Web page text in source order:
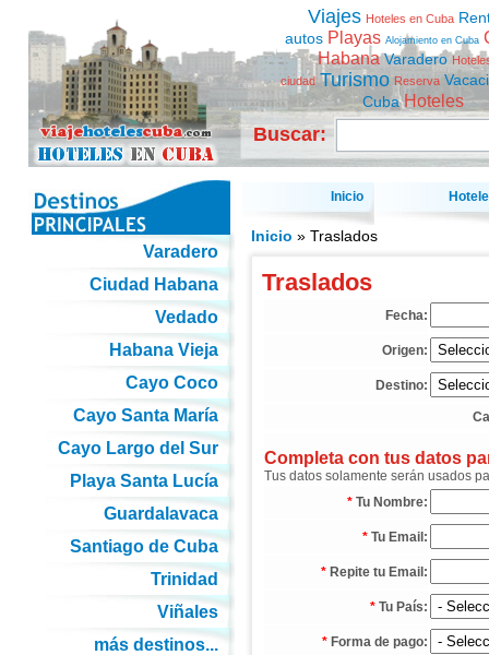
Viajes Hoteles en Cuba
autos Playas Alojamiento en Cuba
Habana Varadero
ciudad Turismo Reserva
Cuba Hoteles
Buscar:
Inicio
Inicio » Traslados
Traslados
Fecha:
Origen:
Destino:
Completa con tus datos
Tus datos solamente serán usados
* Tu Nombre:
* Tu Email:
* Repite tu Email:
* Tu País:
* Forma de pago:
Varadero
Ciudad Habana
Vedado
Habana Vieja
Cayo Coco
Cayo Santa María
Cayo Largo del Sur
Playa Santa Lucía
Guardalavaca
Santiago de Cuba
Trinidad
Viñales
más destinos...